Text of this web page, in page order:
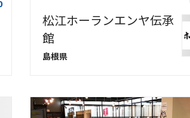
松江ホーランエンヤ伝承
館
島根県